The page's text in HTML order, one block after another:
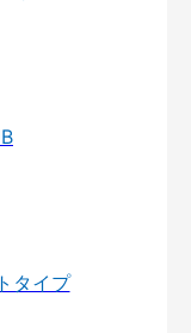
タイプ